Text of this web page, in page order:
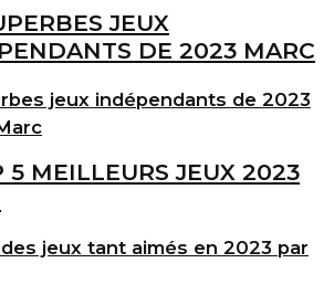
jeux indépendants de 2023
jeux tant aimés en 2023 par